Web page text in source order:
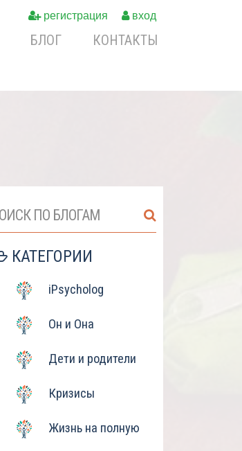
регистрация вход
БЛОГ КОНТАКТЫ
ПО БЛОГАМ
КАТЕГОРИИ
iPsycholog
Он и Она
Дети и родители
Кризисы
Жизнь на полную